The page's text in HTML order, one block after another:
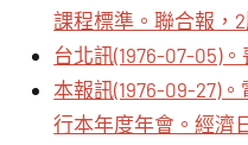
課程標準。聯合報，2
台北訊(1976-07-05)
本報訊(1976-09-27)
行本年度年會。經濟